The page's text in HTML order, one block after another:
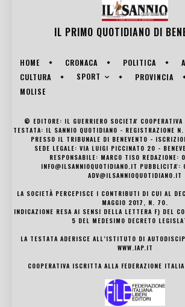
IL PRIMO QUOTIDIANO DI
HOME CRONACA POLITICA
CULTURA
SPORT PROVINCIA
MOLISE
© EDITORE: IL GUERRIERO SOCIETA'
TESTATA: IL SANNIO QUOTIDIANO - REGISTRAZIONE
PRESSO IL TRIBUNALE DI BENEVENTO -
SEDE LEGALE: VIA LUIGI PICCINATO 20 -
RESPONSABILE: MARCO TISO
INFO@ILSANNIOQUOTIDIANO.IT
ADV@ILSANNIOQUOTIDIANO.IT
LA SOCIETÀ PERCEPISCE I CONTRIBUTI DI CUI AL
MAGGIO 2017, N. 70.
INDICAZIONE RESA AI SENSI DELLA LETTERA F) DEL
5 DEL MEDESIMO DECRETO
LA TESTATA ADERISCE ALL’ISTITUTO DI
WWW.IAP.IT
COOPERATIVA ISCRITTA ALLA FEDERAZIONE